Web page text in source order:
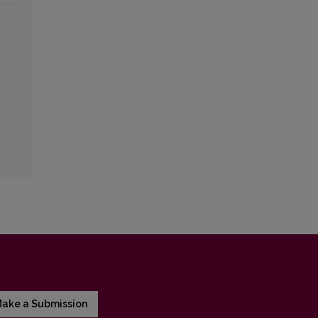
a Submission